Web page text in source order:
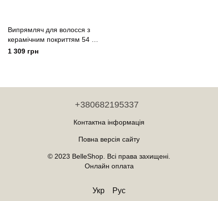
Випрямляч для волосся з
керамічним покриттям 54 Вт
9 температурних режимів
1 309 грн
+380682195337
Контактна інформація
Повна версія сайту
© 2023 BelleShop. Всі права захищені.
Онлайн оплата
Укр Рус